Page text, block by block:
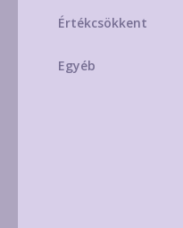
Értékcsökkent
Egyéb